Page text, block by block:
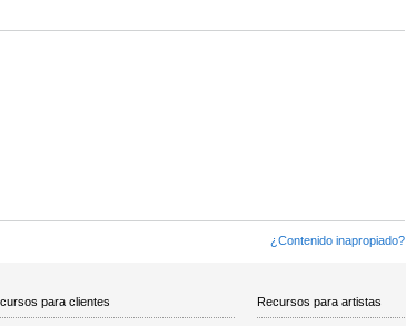
¿Contenido inapropiado?
para clientes Recursos para artistas